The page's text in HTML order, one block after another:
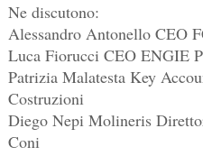
Ne discutono:
Alessandro Antonello CEO
Luca Fiorucci CEO ENGIE
Patrizia Malatesta Key
Costruzioni
Diego Nepi Molineris
Coni